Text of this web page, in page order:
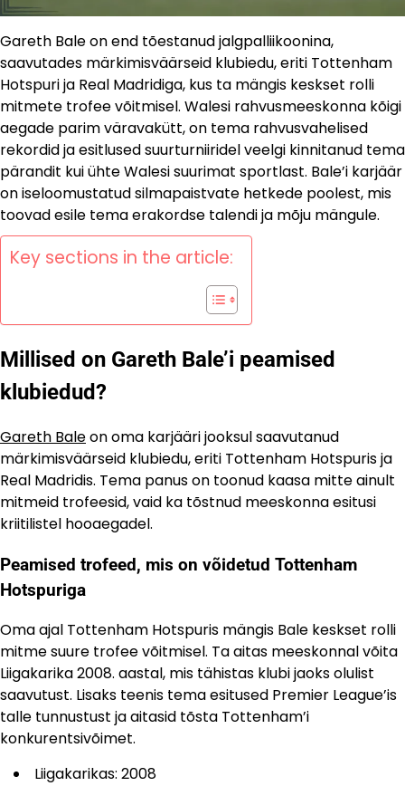
Gareth Bale on end tõestanud jalgpalliikoonina,
saavutades märkimisväärseid klubiedu, eriti Tottenham
Hotspuri ja Real Madridiga, kus ta mängis keskset rolli
mitmete trofee võitmisel. Walesi rahvusmeeskonna kõigi
aegade parim väravakütt, on tema rahvusvahelised
rekordid ja esitlused suurturniiridel veelgi kinnitanud tema
pärandit kui ühte Walesi suurimat sportlast. Bale’i karjäär
on iseloomustatud silmapaistvate hetkede poolest, mis
toovad esile tema erakordse talendi ja mõju mängule.
Key sections in the article:
Millised on Gareth Bale’i peamised
klubiedud?
Gareth Baleon oma karjääri jooksul saavutanud
märkimisväärseid klubiedu, eriti Tottenham Hotspuris ja
Real Madridis. Tema panus on toonud kaasa mitte ainult
mitmeid trofeesid, vaid ka tõstnud meeskonna esitusi
kriitilistel hooaegadel.
Peamised trofeed, mis on võidetud Tottenham
Hotspuriga
Oma ajal Tottenham Hotspuris mängis Bale keskset rolli
mitme suure trofee võitmisel. Ta aitas meeskonnal võita
Liigakarika 2008. aastal, mis tähistas klubi jaoks olulist
saavutust. Lisaks teenis tema esitused Premier League’is
talle tunnustust ja aitasid tõsta Tottenham’i
konkurentsivõimet.
Liigakarikas: 2008